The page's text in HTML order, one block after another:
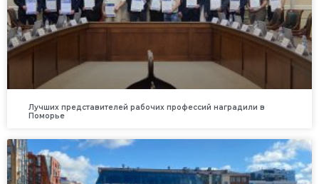
Лучших представителей рабочих профессий наградили в
Поморье